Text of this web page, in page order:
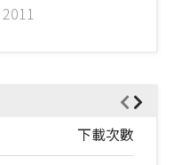
2011
下載次數